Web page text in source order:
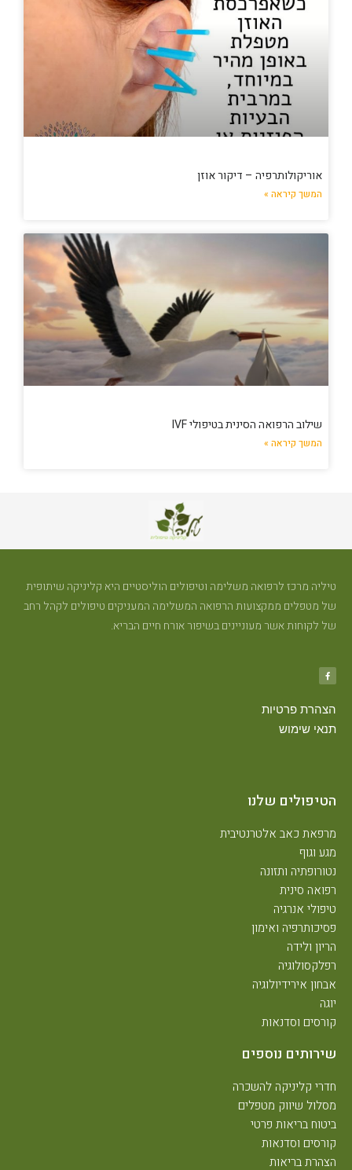
אוריקולותרפיה – דיקור אוזן
המשך קיראה »
שילוב הרפואה הסינית בטיפולי IVF
המשך קיראה »
טיליה מרכז לרפואה משלימה וטיפולים הוליסטיים היא קליניקה שיתופית
של מטפלים ממקצועות הרפואה המשלימה המעניקים טיפולים לקהל רחב
של לקוחות אשר מעוניינים בשיפור אורח חיים הבריא.
הצהרת פרטיות
תנאי שימוש
הטיפולים שלנו
מרפאת כאב אלטרנטיבית
מגע וגוף
נטורופתיה ותזונה
רפואה סינית
טיפולי אנרגיה
פסיכותרפיה ואימון
הריון ולידה
רפלקסולוגיה
אבחון אירידיולוגיה
יוגה
קורסים וסדנאות
שירותים נוספים
חדרי קליניקה להשכרה
מסלול שיווק מטפלים
ביטוח בריאות פרטי
קורסים וסדנאות
הצהרת בריאות